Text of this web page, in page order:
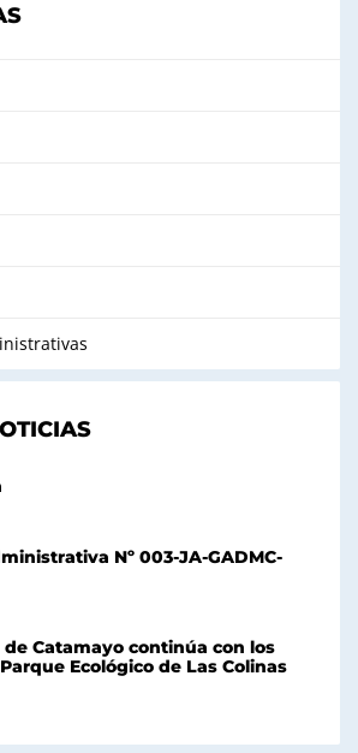
Nº 003-JA-GADMC-
Catamayo continúa con los
Ecológico de Las Colinas